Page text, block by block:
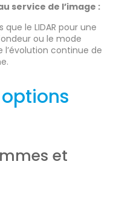
service de l’image :
le LIDAR pour une
ou le mode
l’évolution continue de
et